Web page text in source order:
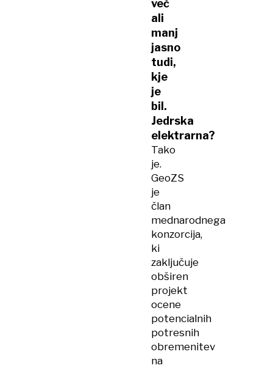
več
ali
manj
jasno
tudi,
kje
je
bil.
Jedrska
elektrarna?
Tako
je.
GeoZS
je
član
mednarodnega
konzorcija,
ki
zaključuje
obširen
projekt
ocene
potencialnih
potresnih
obremenitev
na